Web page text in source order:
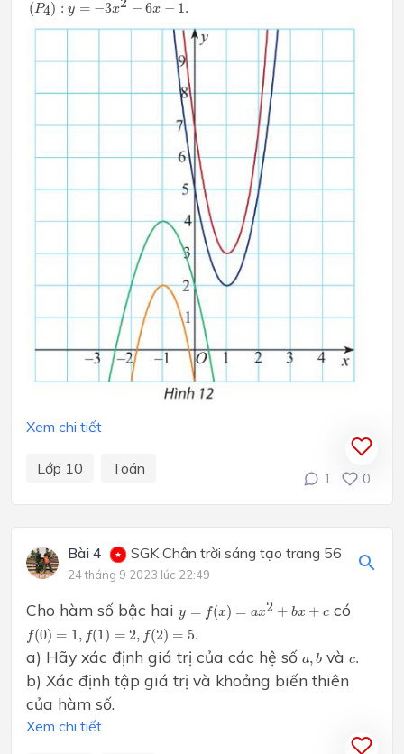
(P4) : y = −3x − 6x − 1.
Xem chi tiết
Lớp 10 Toán
1 0
Bài 4 SGK Chân trời sáng tạo trang 56
24 tháng 9 2023 lúc 22:49
Cho hàm số bậc hai y = f(x) = ax2 + bx + c
) a bx có
f(0) = 1, f(1) = 2, f(2) = 5.
f(0)= f 1)= 2 2) =5.
a) Hãy xác định giá trị của các hệ số a, b
a bvà c.
c
b) Xác định tập giá trị và khoảng biến thiên
của hàm số.
Xem chi tiết